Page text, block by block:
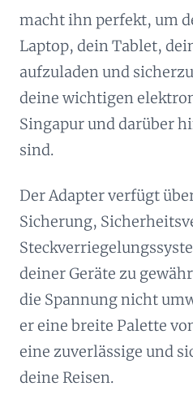
macht ihn perfekt, um
Laptop, dein Tablet,
aufzuladen und
deine wichtigen
Singapur und darüber
sind.
Der Adapter verfügt
Sicherung,
deiner Geräte zu
die Spannung nicht
er eine breite Palette
eine zuverlässige und
deine Reisen.